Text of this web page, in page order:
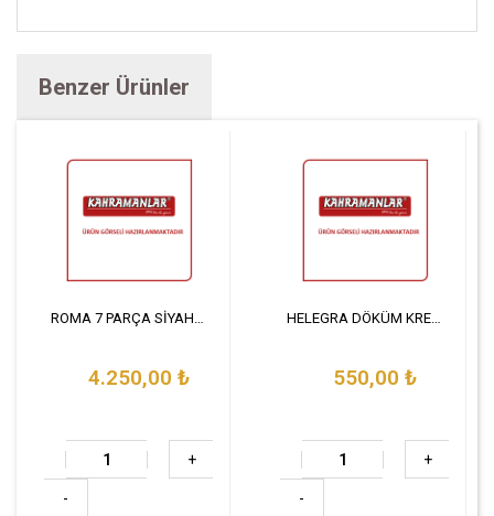
Benzer Ürünler
ROMA 7 PARÇA SİYAH TENCERE SETİ
4.250,00 ₺
+
-
HELEGRA DÖKÜM KREP TAVA 26 CM
550,00 ₺
+
-